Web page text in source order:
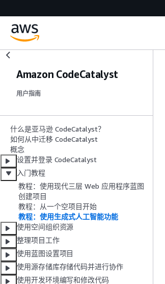
Amazon CodeCatalyst
用户指南
什么是亚马逊 CodeCatalyst？
如何从中迁移 CodeCatalyst
概念
设置并登录 CodeCatalyst
入门教程
教程：使用现代三层 Web 应用程序蓝图
创建项目
教程：从一个空项目开始
教程：使用生成式人工智能功能
使用空间组织资源
整理项目工作
使用蓝图设置项目
使用源存储库存储代码并进行协作
使用开发环境编写和修改代码